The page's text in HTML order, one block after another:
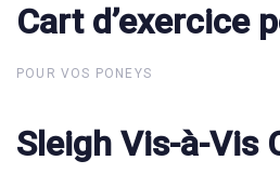
Cart d’exercice
Cart d’exercice
POUR VOS PONEYS
Sleigh Vis-à-Vis
Sleigh Vis-à-Vis